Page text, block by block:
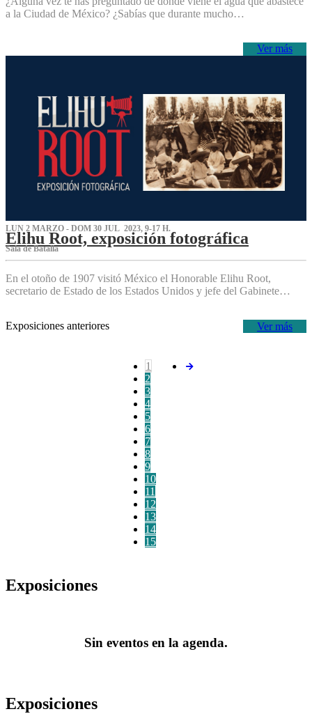
a la Ciudad de México? ¿Sabías que durante mucho…
Ver más
LUN 2 MARZO - DOM 30 JUL 2023, 9-17 H.
Elihu Root, exposición fotográfica
Sala de Batalla
En el otoño de 1907 visitó México el Honorable Elihu Root,
secretario de Estado de los Estados Unidos y jefe del Gabinete…
Ver más
Exposiciones anteriores
1
2
3
4
5
6
7
8
9
10
11
12
13
14
15
Exposiciones
Sin eventos en la agenda.
Exposiciones